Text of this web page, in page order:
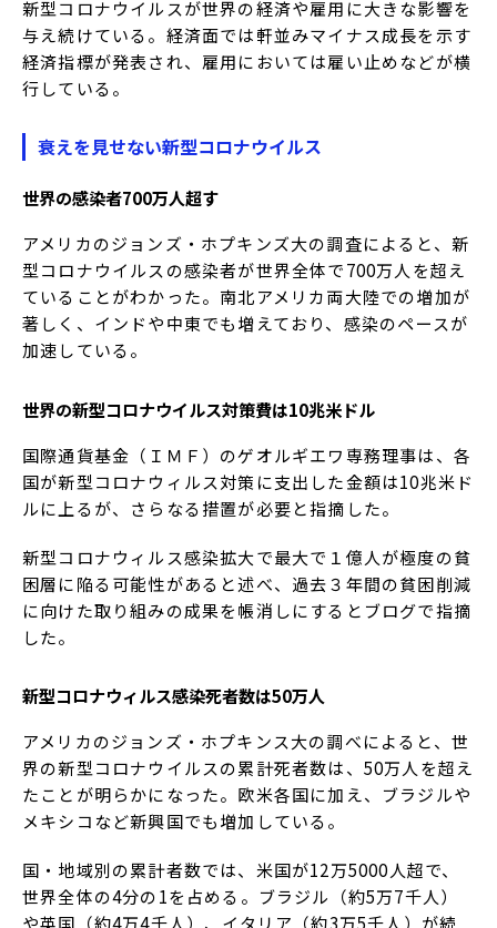
新型コロナウイルスが世界の経済や雇用に大きな影響を
与え続けている。経済面では軒並みマイナス成長を示す
経済指標が発表され、雇用においては雇い止めなどが横
行している。
衰えを見せない新型コロナウイルス
世界の感染者700万人超す
アメリカのジョンズ・ホプキンズ大の調査によると、新
型コロナウイルスの感染者が世界全体で700万人を超え
ていることがわかった。南北アメリカ両大陸での増加が
著しく、インドや中東でも増えており、感染のペースが
加速している。
世界の新型コロナウイルス対策費は10兆米ドル
国際通貨基金（ＩＭＦ）のゲオルギエワ専務理事は、各
国が新型コロナウィルス対策に支出した金額は10兆米ド
ルに上るが、さらなる措置が必要と指摘した。
新型コロナウィルス感染拡大で最大で１億人が極度の貧
困層に陥る可能性があると述べ、過去３年間の貧困削減
に向けた取り組みの成果を帳消しにするとブログで指摘
した。
新型コロナウィルス感染死者数は50万人
アメリカのジョンズ・ホプキンス大の調べによると、世
界の新型コロナウイルスの累計死者数は、50万人を超え
たことが明らかになった。欧米各国に加え、ブラジルや
メキシコなど新興国でも増加している。
国・地域別の累計者数では、米国が12万5000人超で、
世界全体の4分の1を占める。ブラジル（約5万7千人）
や英国（約4万4千人）、イタリア（約3万5千人）が続